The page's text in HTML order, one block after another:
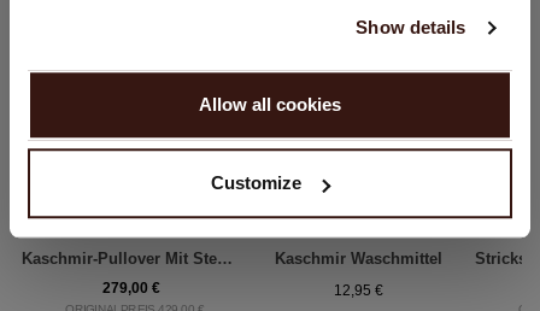
Show details
Allow all cookies
Customize
Kaschmir-Pullover Mit Stehkragen
279,00 €
Kaschmir Waschmittel
12,95 €
WEITER